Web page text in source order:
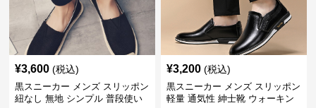
¥3,600 (税込)
黒スニーカー メンズ スリッポン
紐なし 無地 シンプル 普段使い
¥3,200 (税込)
黒スニーカー メンズ スリッポン
軽量 通気性 紳士靴 ウォーキン